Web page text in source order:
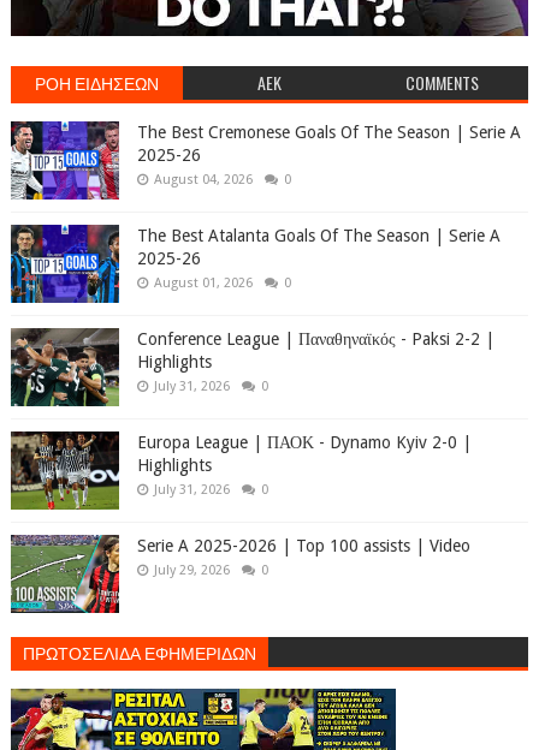
ΡΟΗ ΕΙΔΗΣΕΩΝ AEK COMMENTS
The Best Cremonese Goals Of The Season | Serie A
2025-26
August 04, 2026 0
The Best Atalanta Goals Of The Season | Serie A
2025-26
August 01, 2026 0
Conference League | Παναθηναϊκός - Paksi 2-2 |
Highlights
July 31, 2026 0
Europa League | ΠΑΟΚ - Dynamo Kyiv 2-0 |
Highlights
July 31, 2026 0
Serie A 2025-2026 | Top 100 assists | Video
July 29, 2026 0
ΠΡΩΤΟΣΕΛΙΔΑ ΕΦΗΜΕΡΙΔΩΝ